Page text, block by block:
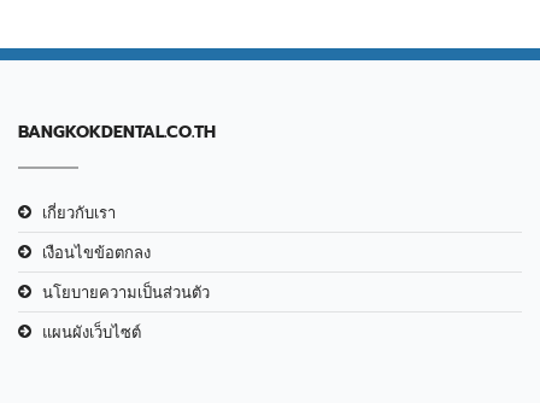
BANGKOKDENTAL.CO.TH
เกี่ยวกับเรา
เงือนไขข้อตกลง
นโยบายความเป็นส่วนตัว
แผนผังเว็บไซต์